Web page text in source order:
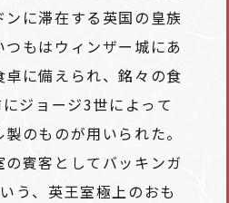
に滞在する英国の皇族
もはウィンザー城にあ
に備えられ、銘々の食
ジョージ3世によって
のものが用いられた。
賓客としてバッキンガ
う、英王室極上のおも